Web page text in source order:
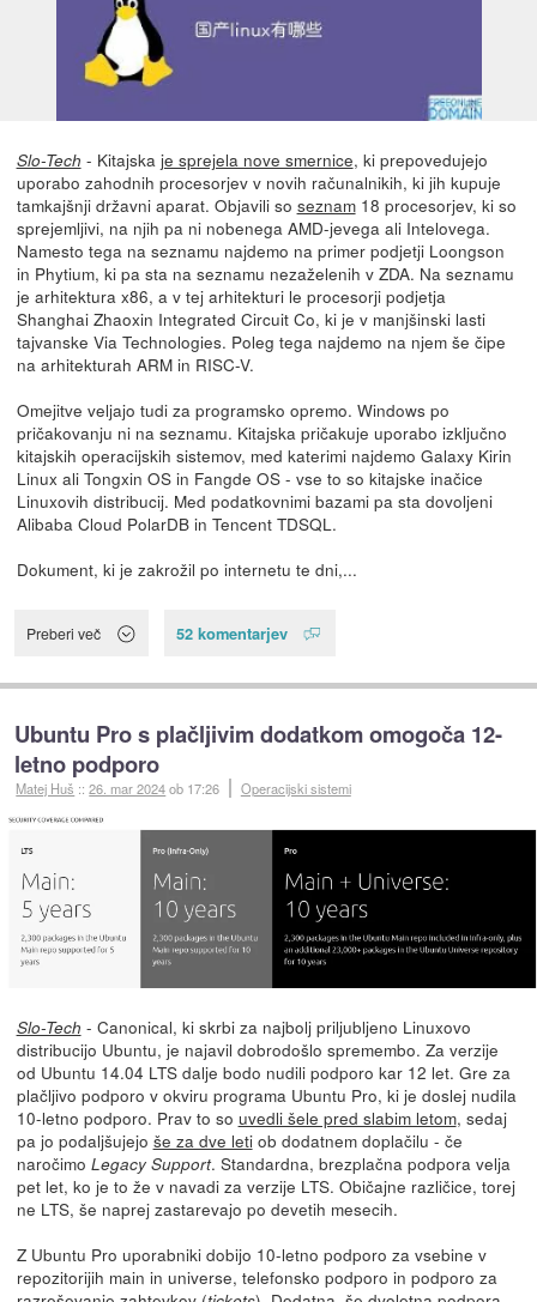
Slo-Tech - Kitajska je sprejela nove smernice, ki prepovedujejo
uporabo zahodnih procesorjev v novih računalnikih, ki jih kupuje
tamkajšnji državni aparat. Objavili so seznam18 procesorjev, ki so
sprejemljivi, na njih pa ni nobenega AMD-jevega ali Intelovega.
Namesto tega na seznamu najdemo na primer podjetji Loongson
in Phytium, ki pa sta na seznamu nezaželenih v ZDA. Na seznamu
je arhitektura x86, a v tej arhitekturi le procesorji podjetja
Shanghai Zhaoxin Integrated Circuit Co, ki je v manjšinski lasti
tajvanske Via Technologies. Poleg tega najdemo na njem še čipe
na arhitekturah ARM in RISC-V.
Omejitve veljajo tudi za programsko opremo. Windows po
pričakovanju ni na seznamu. Kitajska pričakuje uporabo izključno
kitajskih operacijskih sistemov, med katerimi najdemo Galaxy Kirin
Linux ali Tongxin OS in Fangde OS - vse to so kitajske inačice
Linuxovih distribucij. Med podatkovnimi bazami pa sta dovoljeni
Alibaba Cloud PolarDB in Tencent TDSQL.
Dokument, ki je zakrožil po internetu te dni,...
Preberi več 52 komentarjev
Ubuntu Pro s plačljivim dodatkom omogoča 12-
letno podporo
Matej Huš ::26. mar 2024ob 17:26 Operacijski sistemi
Slo-Tech - Canonical, ki skrbi za najbolj priljubljeno Linuxovo
distribucijo Ubuntu, je najavil dobrodošlo spremembo. Za verzije
od Ubuntu 14.04 LTS dalje bodo nudili podporo kar 12 let. Gre za
plačljivo podporo v okviru programa Ubuntu Pro, ki je doslej nudila
10-letno podporo. Prav to so uvedli šele pred slabim letom, sedaj
pa jo podaljšujejo še za dve letiob dodatnem doplačilu - če
naročimo Legacy Support. Standardna, brezplačna podpora velja
pet let, ko je to že v navadi za verzije LTS. Običajne različice, torej
ne LTS, še naprej zastarevajo po devetih mesecih.
Z Ubuntu Pro uporabniki dobijo 10-letno podporo za vsebine v
repozitorijih main in universe, telefonsko podporo in podporo za